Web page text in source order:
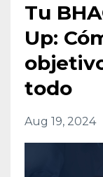
Tu
Up:
todo
Aug 19, 2024